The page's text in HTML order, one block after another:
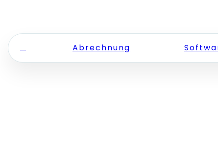
Abrechnung